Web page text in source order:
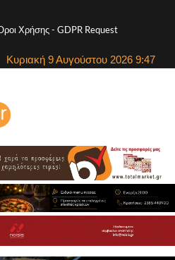
Χρήσης- GDPR Request
Κυριακή 9 Αυγούστου 2026 9:47